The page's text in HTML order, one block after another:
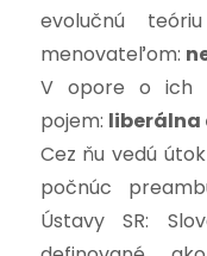
evolučnú
menovateľom:
V opore o ich
pojem: liberálna
Cez ňu vedú
počnúc
Ústavy SR: